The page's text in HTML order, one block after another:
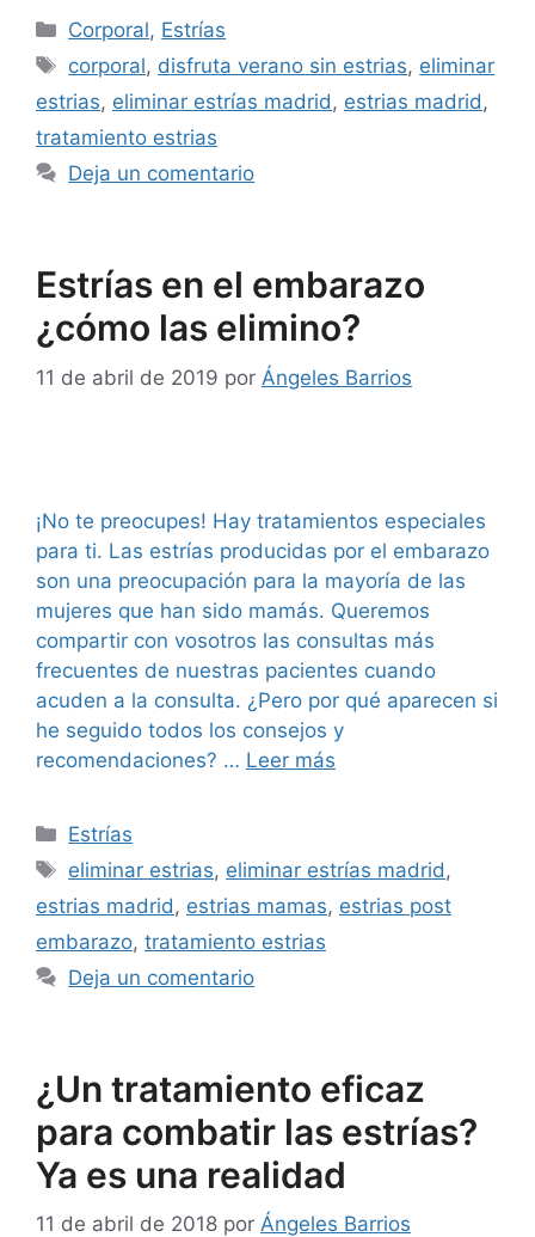
Corporal, Estrías
corporal, disfruta verano sin estrias, eliminar
estrias, eliminar estrías madrid, estrias madrid,
tratamiento estrias
Deja un comentario
Estrías en el embarazo
¿cómo las elimino?
11 de abril de 2019 por Ángeles Barrios
¡No te preocupes! Hay tratamientos especiales
para ti. Las estrías producidas por el embarazo
son una preocupación para la mayoría de las
mujeres que han sido mamás. Queremos
compartir con vosotros las consultas más
frecuentes de nuestras pacientes cuando
acuden a la consulta. ¿Pero por qué aparecen si
he seguido todos los consejos y
recomendaciones? … Leer más
Estrías
eliminar estrias, eliminar estrías madrid ,
estrias madrid , estrias mamas, estrias post
embarazo, tratamiento estrias
Deja un comentario
¿Un tratamiento eficaz
para combatir las estrías?
Ya es una realidad
11 de abril de 2018 por Ángeles Barrios